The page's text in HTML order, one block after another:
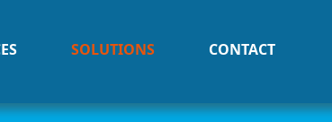
SOLUTIONS CONTACT